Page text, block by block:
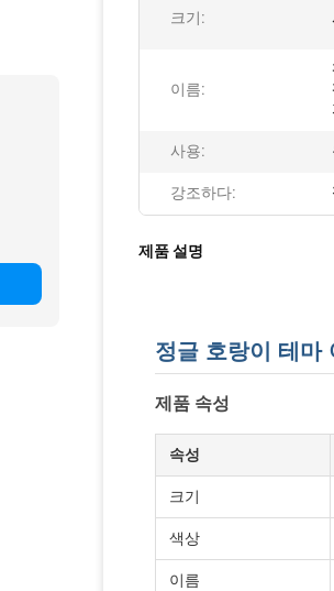
크기:
이름:
사용:
강조하다:
제품 설명
정글 호랑이 테마
제품 속성
속성
크기
색상
이름